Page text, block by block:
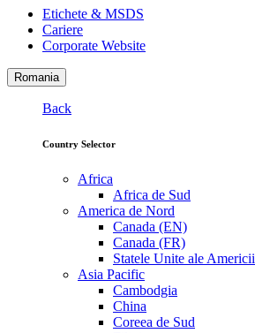
Etichete & MSDS
Cariere
Corporate Website
Romania
Back
Country Selector
Africa
Africa de Sud
America de Nord
Canada (EN)
Canada (FR)
Statele Unite ale Americii
Asia Pacific
Cambodgia
China
Coreea de Sud